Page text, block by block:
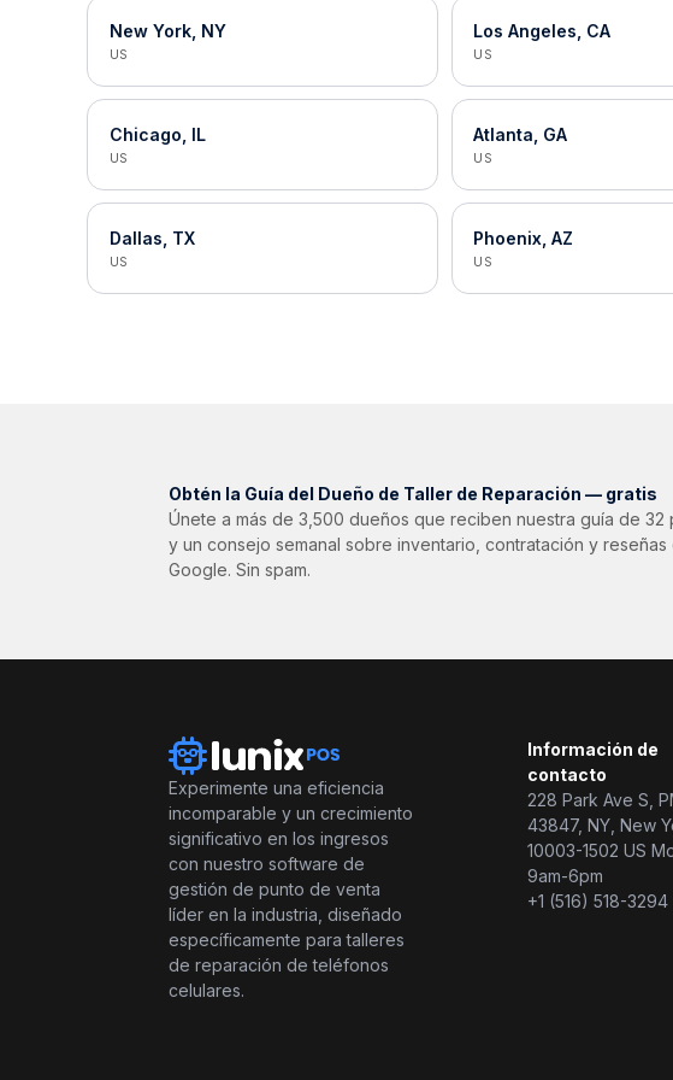
New York, NY
US
Los Angeles, CA
US
Chicago, IL
US
Atlanta, GA
US
Dallas, TX
US
Phoenix, AZ
US
Obtén la Guía del Dueño de Taller de Reparación — gratis
Únete a más de 3,500 dueños que reciben nuestra guía de 32
y un consejo semanal sobre inventario, contratación y reseñas
Google. Sin spam.
Experimente una eficiencia
incomparable y un crecimiento
significativo en los ingresos
con nuestro software de
gestión de punto de venta
líder en la industria, diseñado
específicamente para talleres
de reparación de teléfonos
celulares.
Información de
contacto
228 Park Ave S,
43847, NY, New
10003-1502 US
9am-6pm
+1 (516) 518-3294